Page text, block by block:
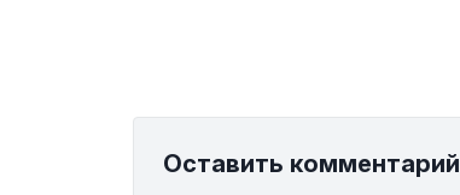
Оставить комментарий